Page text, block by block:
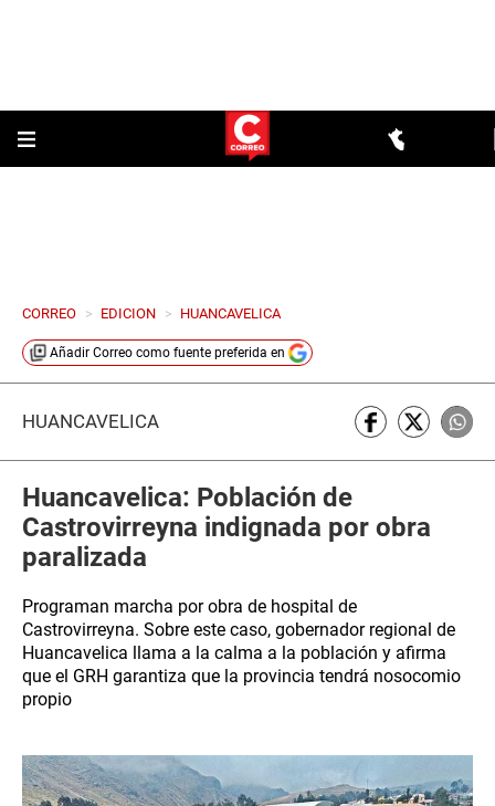
CORREO > EDICION > HUANCAVELICA
Añadir Correo como fuente preferida en
HUANCAVELICA
Huancavelica: Población de
Castrovirreyna indignada por obra
paralizada
Programan marcha por obra de hospital de
Castrovirreyna. Sobre este caso, gobernador regional de
Huancavelica llama a la calma a la población y afirma
que el GRH garantiza que la provincia tendrá nosocomio
propio